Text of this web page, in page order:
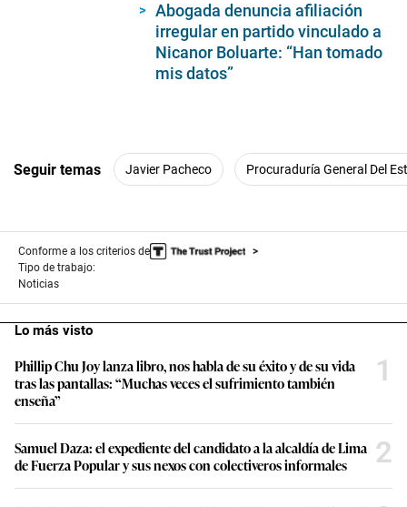
Abogada denuncia afiliación
irregular en partido vinculado a
Nicanor Boluarte: “Han tomado
mis datos”
Seguir temas Javier Pacheco Procuraduría General Del
Conforme a los criterios de
Tipo de trabajo:
Noticias
Lo más visto
Phillip Chu Joy lanza libro, nos habla de su éxito y de su vida
tras las pantallas: “Muchas veces el sufrimiento también
enseña”
1
Samuel Daza: el expediente del candidato a la alcaldía de Lima
de Fuerza Popular y sus nexos con colectiveros informales
2